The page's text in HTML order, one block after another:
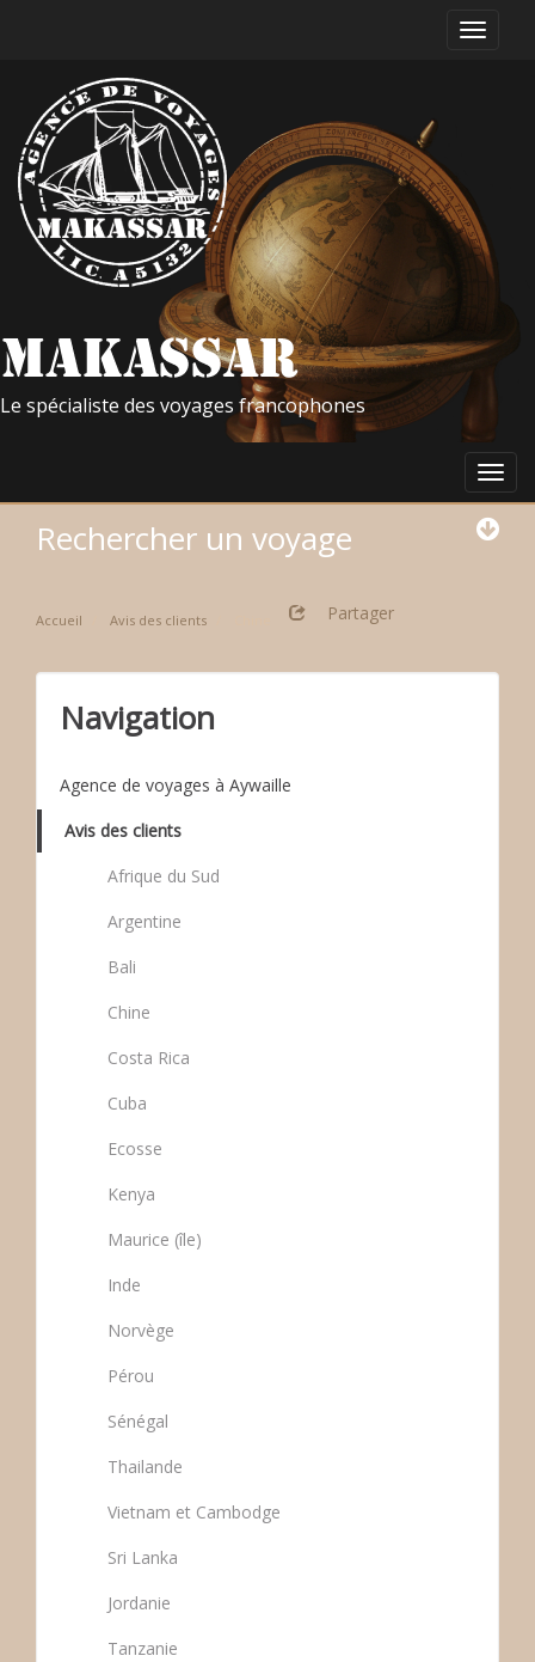
Le spécialiste des voyages francophones
Rechercher un voyage
Accueil Avis des clients Partager
Navigation
Agence de voyages à Aywaille
Avis des clients
Afrique du Sud
Argentine
Bali
Chine
Costa Rica
Cuba
Ecosse
Kenya
Maurice (île)
Inde
Norvège
Pérou
Sénégal
Thailande
Vietnam et Cambodge
Sri Lanka
Jordanie
Tanzanie